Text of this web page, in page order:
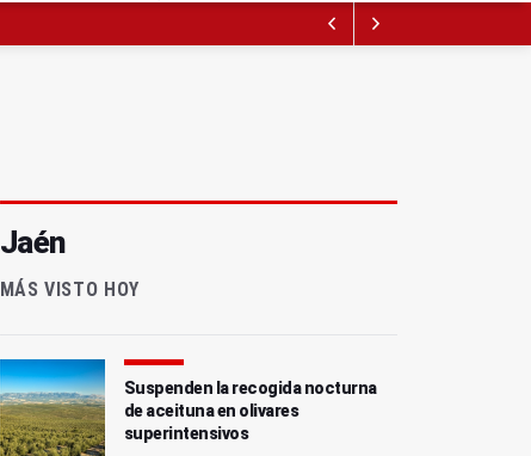
Jaén
MÁS VISTO HOY
Suspenden la recogida nocturna
de aceituna en olivares
superintensivos